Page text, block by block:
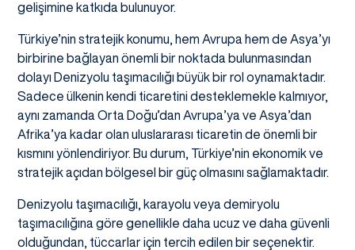
gelişimine katkıda bulunuyor.
Türkiye’nin stratejik konumu, hem Avrupa hem de Asya’yı
birbirine bağlayan önemli bir noktada bulunmasından
dolayı Denizyolu taşımacılığı büyük bir rol oynamaktadır.
Sadece ülkenin kendi ticaretini desteklemekle kalmıyor,
aynı zamanda Orta Doğu’dan Avrupa’ya ve Asya’dan
Afrika’ya kadar olan uluslararası ticaretin de önemli bir
kısmını yönlendiriyor. Bu durum, Türkiye’nin ekonomik ve
stratejik açıdan bölgesel bir güç olmasını sağlamaktadır.
Denizyolu taşımacılığı, karayolu veya demiryolu
taşımacılığına göre genellikle daha ucuz ve daha güvenli
olduğundan, tüccarlar için tercih edilen bir seçenektir.